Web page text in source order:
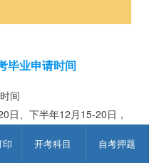
印 开考科目 自考押题
毕业申请时间
间
、下半年12月15-20日，
考办的通知。
期工作